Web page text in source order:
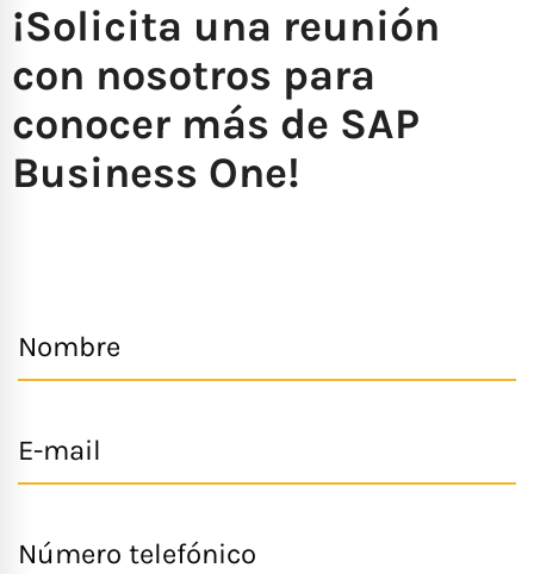
¡Solicita una reunión
con nosotros para
conocer más de SAP
Business One!